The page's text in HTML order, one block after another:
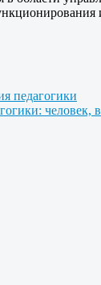
педагогики
человек,